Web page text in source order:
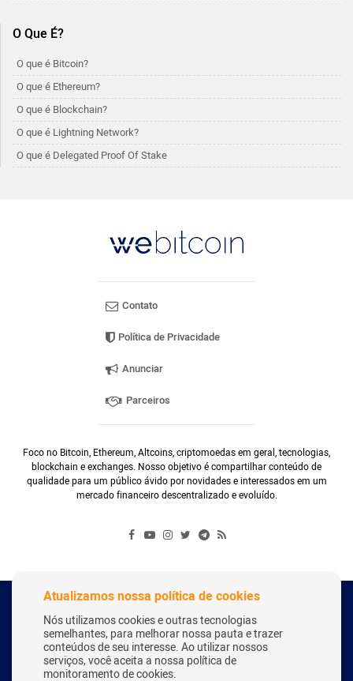
O Que É?
O que é Bitcoin?
O que é Ethereum?
O que é Blockchain?
O que é Lightning Network?
O que é Delegated Proof Of Stake
Contato
Política de Privacidade
Anunciar
Parceiros
Foco no Bitcoin, Ethereum, Altcoins, criptomoedas em geral, tecnologias,
blockchain e exchanges. Nosso objetivo é compartilhar conteúdo de
qualidade para um público ávido por novidades e interessados em um
mercado financeiro descentralizado e evoluído.
Copyright Webitcoin 2018 - Todos os Direitos Reservados
Desenvolvido por: Herick Correa
Atualizamos nossa política de cookies
Nós utilizamos cookies e outras tecnologias
semelhantes, para melhorar nossa pauta e trazer
conteúdos de seu interesse. Ao utilizar nossos
serviços, você aceita a nossa política de
monitoramento de cookies.